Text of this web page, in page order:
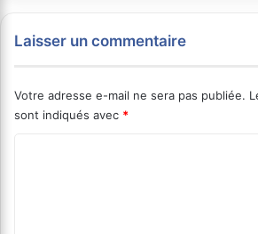
Laisser un commentaire
Votre adresse e-mail ne sera pas publiée.
sont indiqués avec *